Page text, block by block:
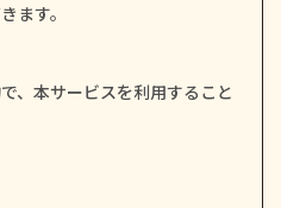
ます。
、本サービスを利用すること